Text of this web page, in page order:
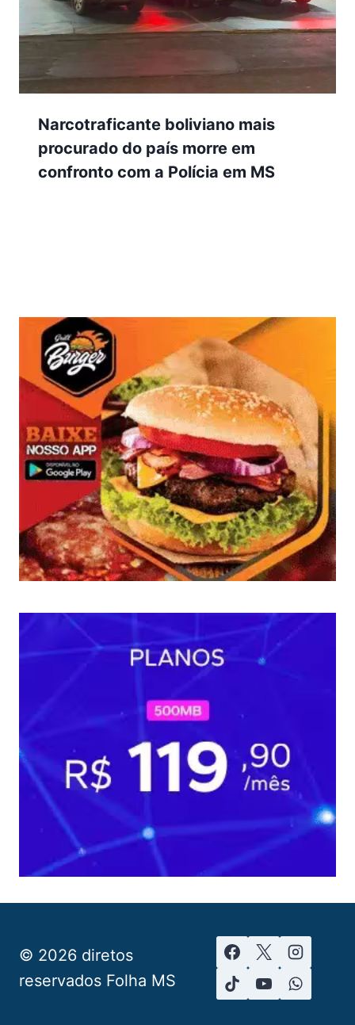
Narcotraficante boliviano mais
procurado do país morre em
confronto com a Polícia em MS
© 2026 diretos
reservados Folha MS